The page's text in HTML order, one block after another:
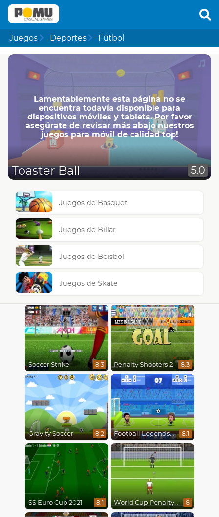
Juegos Deportes Fútbol
Lamentablemente esta página no se
encuentra todavía disponible para
dispositivos móviles y tablets. Por favor
asegúrate de revisar más abajo nuestros
juegos para móvil de calidad top!
Toaster Ball 5.0
Juegos de Basquet
Juegos de Billar
Juegos de Beisbol
Juegos de Skate
Soccer Strike 8.3 Penalty Shooters 2 8.3
Gravity Soccer 8.2 Football Legends 2021 8.1
SS Euro Cup 2021 8.1 World Cup Penalty 2018 8